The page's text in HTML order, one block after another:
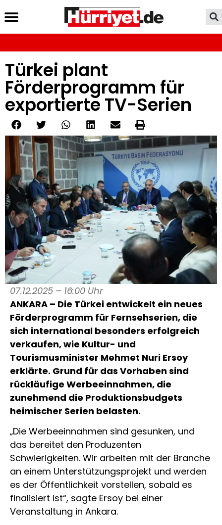
Türkei plant
Förderprogramm für
exportierte TV-Serien
07.12.2025 – 16:00 Uhr
ANKARA – Die Türkei entwickelt ein neues
Förderprogramm für Fernsehserien, die
sich international besonders erfolgreich
verkaufen, wie Kultur- und
Tourismusminister Mehmet Nuri Ersoy
erklärte. Grund für das Vorhaben sind
rückläufige Werbeeinnahmen, die
zunehmend die Produktionsbudgets
heimischer Serien belasten.
„Die Werbeeinnahmen sind gesunken, und
das bereitet den Produzenten
Schwierigkeiten. Wir arbeiten mit der Branche
an einem Unterstützungsprojekt und werden
es der Öffentlichkeit vorstellen, sobald es
finalisiert ist“, sagte Ersoy bei einer
Veranstaltung in Ankara.